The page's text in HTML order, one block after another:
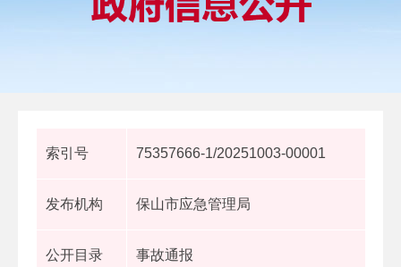
索引号 75357666-1/20251003-00001
发布机构 保山市应急管理局
公开目录 事故通报